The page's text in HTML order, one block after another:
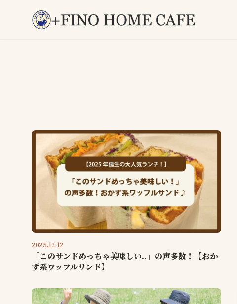
2025.12.12
「このサンドめっちゃ美味しい..」の声多数！【おか
ず系ワッフルサンド】